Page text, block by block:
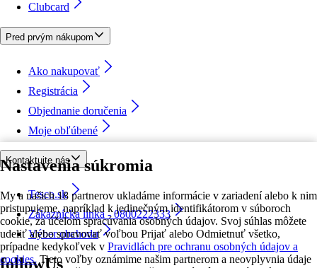
Nastavenia súkromia
My a našich 18 partnerov ukladáme informácie v zariadení alebo k nim
pristupujeme, napríklad k jedinečným identifikátorom v súboroch
cookie, za účelom spracúvania osobných údajov. Svoj súhlas môžete
udeliť alebo spravovať voľbou Prijať alebo Odmietnuť všetko,
prípadne kedykoľvek v Pravidlách pre ochranu osobných údajov a
cookies. Tieto voľby oznámime našim partnerom a neovplyvnia údaje
Clubcard
Pred prvým nákupom
Ako nakupovať
Registrácia
Objednanie doručenia
Moje obľúbené
Kontaktujte nás
Tesco.sk
Zákaznícka linka - 0800222333
Výber obchodu
followUs